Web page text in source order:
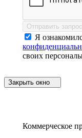
Отправить запрос
Я
своих
Закрыть окно
Коммерческое